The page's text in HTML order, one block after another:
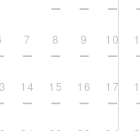
7 8 9 10
14 15 16 17